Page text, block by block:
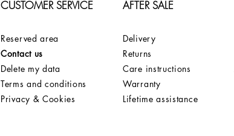
CUSTOMER SERVICE AFTER SALE
Reserved area
Contact us
Delete my data
Terms and conditions
Privacy & Cookies
Delivery
Returns
Care instructions
Warranty
Lifetime assistance